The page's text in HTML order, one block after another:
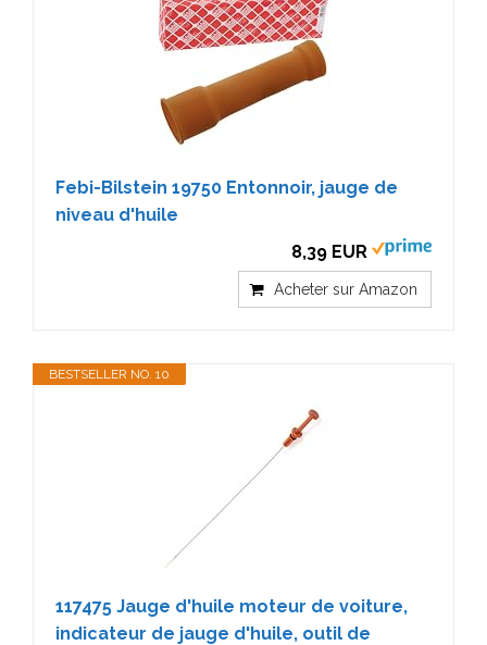
Febi-Bilstein 19750 Entonnoir, jauge de
niveau d'huile
8,39 EUR
Acheter sur Amazon
BESTSELLER NO. 10
117475 Jauge d'huile moteur de voiture,
indicateur de jauge d'huile, outil de